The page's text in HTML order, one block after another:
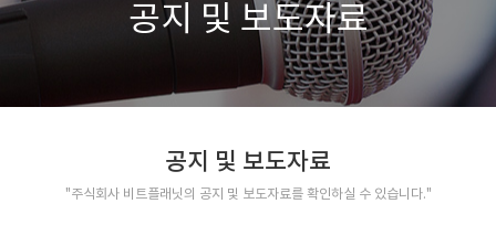
공지 및 보도자료
공지 및 보도자료
"주식회사 비트플래닛의 공지 및 보도자료를 확인하실 수 있습니다."